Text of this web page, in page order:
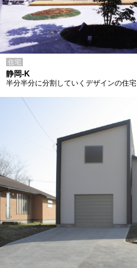
住宅
静岡-K
半分半分に分割していくデザインの住宅